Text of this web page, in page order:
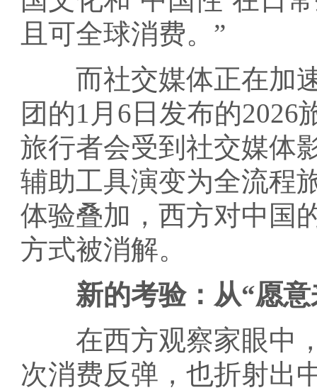
且可全球消费。”
而社交媒体正在加
团的1月6日发布的2026
旅行者会受到社交媒体
辅助工具演变为全流程
体验叠加，西方对中国
方式被消解。
新的考验：从“愿
在西方观察家眼中，
次消费反弹，也折射出